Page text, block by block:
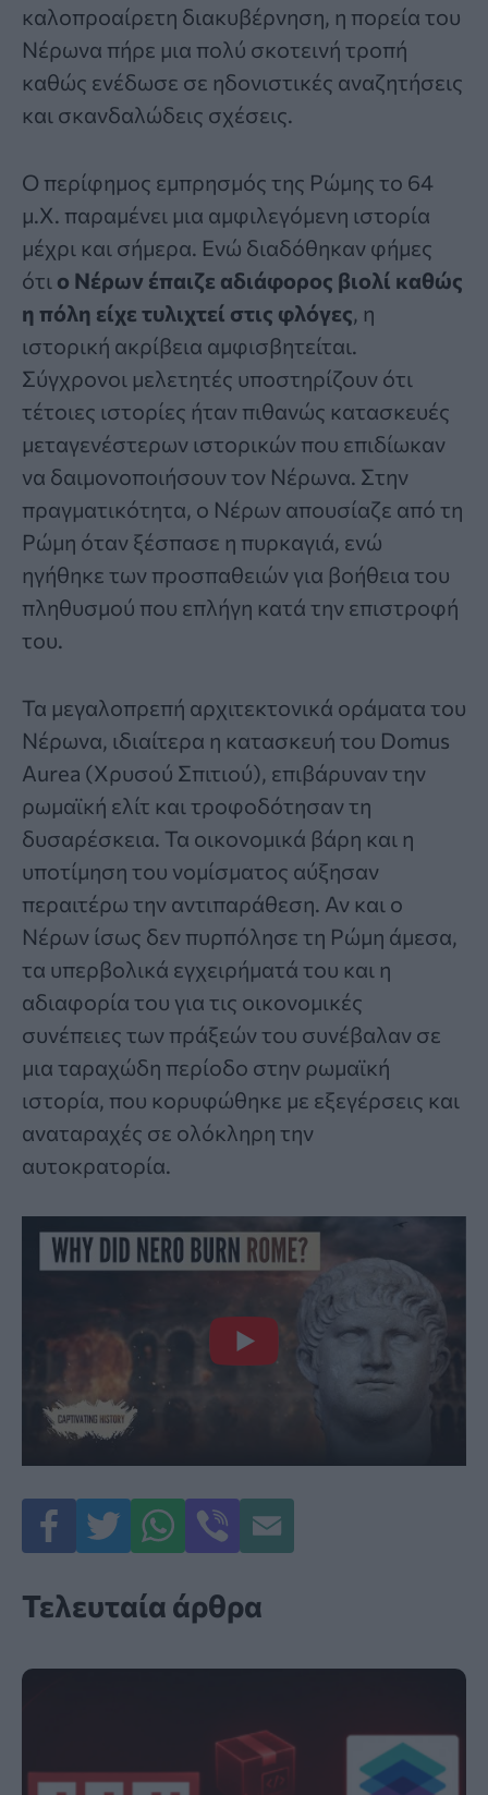
καλοπροαίρετη διακυβέρνηση, η πορεία του
Νέρωνα πήρε μια πολύ σκοτεινή τροπή
καθώς ενέδωσε σε ηδονιστικές αναζητήσεις
και σκανδαλώδεις σχέσεις.
Ο περίφημος εμπρησμός της Ρώμης το 64
μ.Χ. παραμένει μια αμφιλεγόμενη ιστορία
μέχρι και σήμερα. Ενώ διαδόθηκαν φήμες
ότι ο Νέρων έπαιζε αδιάφορος βιολί καθώς
η πόλη είχε τυλιχτεί στις φλόγες, η
ιστορική ακρίβεια αμφισβητείται.
Σύγχρονοι μελετητές υποστηρίζουν ότι
τέτοιες ιστορίες ήταν πιθανώς κατασκευές
μεταγενέστερων ιστορικών που επιδίωκαν
να δαιμονοποιήσουν τον Νέρωνα. Στην
πραγματικότητα, ο Νέρων απουσίαζε από τη
Ρώμη όταν ξέσπασε η πυρκαγιά, ενώ
ηγήθηκε των προσπαθειών για βοήθεια του
πληθυσμού που επλήγη κατά την επιστροφή
του.
Τα μεγαλοπρεπή αρχιτεκτονικά οράματα του
Νέρωνα, ιδιαίτερα η κατασκευή του Domus
Aurea (Χρυσού Σπιτιού), επιβάρυναν την
ρωμαϊκή ελίτ και τροφοδότησαν τη
δυσαρέσκεια. Τα οικονομικά βάρη και η
υποτίμηση του νομίσματος αύξησαν
περαιτέρω την αντιπαράθεση. Αν και ο
Νέρων ίσως δεν πυρπόλησε τη Ρώμη άμεσα,
τα υπερβολικά εγχειρήματά του και η
αδιαφορία του για τις οικονομικές
συνέπειες των πράξεών του συνέβαλαν σε
μια ταραχώδη περίοδο στην ρωμαϊκή
ιστορία, που κορυφώθηκε με εξεγέρσεις και
αναταραχές σε ολόκληρη την
αυτοκρατορία.
Τελευταία άρθρα